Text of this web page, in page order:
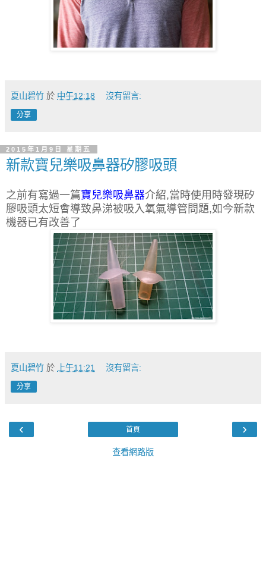
夏山碧竹 於 中午12:18 沒有留言:
分享
2015年1月9日 星期五
新款寶兒樂吸鼻器矽膠吸頭
之前有寫過一篇寶兒樂吸鼻器介紹,當時使用時發現矽
膠吸頭太短會導致鼻涕被吸入氧氣導管問題,如今新款
機器已有改善了
夏山碧竹 於 上午11:21 沒有留言:
分享
‹ ›
首頁
查看網路版